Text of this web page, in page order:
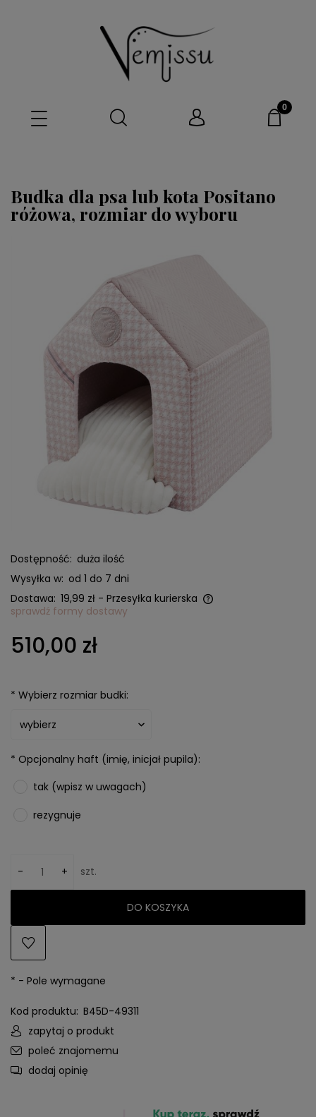
Budka dla psa lub kota Positano
różowa, rozmiar do wyboru
Dostępność: duża ilość
Wysyłka w: od 1 do 7 dni
Dostawa: 19,99 zł - Przesyłka kurierska
Cena nie zawiera ewentualnych kosztów płatności
sprawdź formy dostawy
510,00 zł
* Wybierz rozmiar budki:
* Opcjonalny haft (imię, inicjał pupila):
tak (wpisz w uwagach)
rezygnuje
- + szt.
DO KOSZYKA
* - Pole wymagane
Kod produktu: B45D-49311
zapytaj o produkt
poleć znajomemu
dodaj opinię